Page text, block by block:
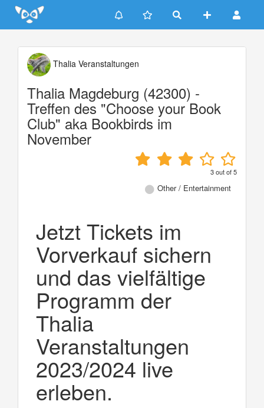
Update cookies preferences
Thalia Veranstaltungen
Thalia Magdeburg (42300) -
Treffen des "Choose your Book
Club" aka Bookbirds im
November
3out of5
Other / Entertainment
Jetzt Tickets im
Vorverkauf sichern
und das vielfältige
Programm der
Thalia
Veranstaltungen
2023/2024 live
erleben.